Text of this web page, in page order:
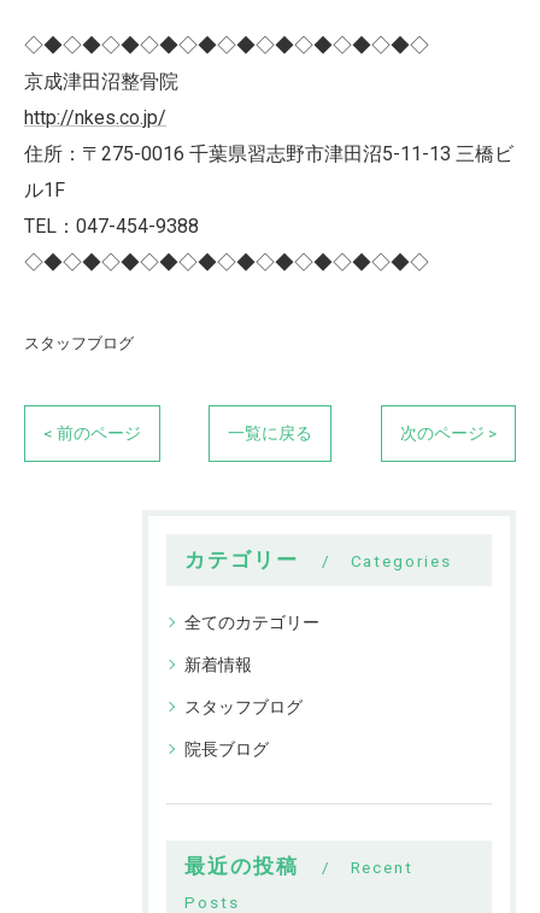
◇◆◇◆◇◆◇◆◇◆◇◆◇◆◇◆◇◆◇◆◇
京成津田沼整骨院
http://nkes.co.jp/
住所：〒275-0016 千葉県習志野市津田沼5-11-13 三橋ビ
ル1F
TEL：047-454-9388
◇◆◇◆◇◆◇◆◇◆◇◆◇◆◇◆◇◆◇◆◇
スタッフブログ
< 前のページ 一覧に戻る 次のページ >
カテゴリー Categories
全てのカテゴリー
新着情報
スタッフブログ
院長ブログ
最近の投稿
Recent
Posts